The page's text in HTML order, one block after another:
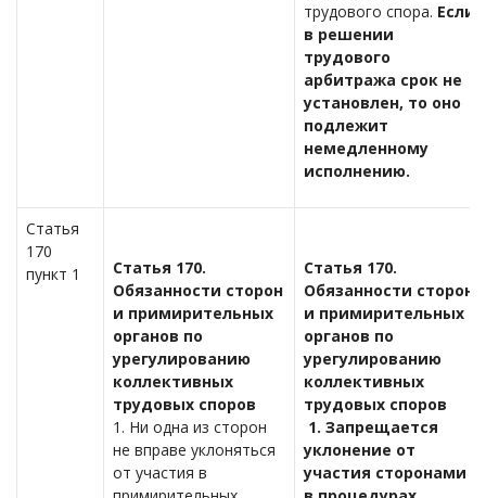
трудового спора. Если
в решении
трудового
арбитража срок не
установлен, то оно
подлежит
немедленному
исполнению.
Статья
170
пункт 1
Статья 170.
Обязанности сторон
и примирительных
органов по
урегулированию
коллективных
трудовых споров
1. Ни одна из сторон
не вправе уклоняться
от участия в
Статья 170.
Обязанности сторон
и примирительных
органов по
урегулированию
коллективных
трудовых споров
1. Запрещается
уклонение от
участия сторонами